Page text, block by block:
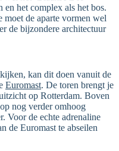
en het complex als het bos.
moet de aparte vormen wel
de bijzondere architectuur
kan dit doen vanuit de
Euromast. De toren brengt je
op Rotterdam. Boven
nog verder omhoog
Voor de echte adrenaline
de Euromast te abseilen